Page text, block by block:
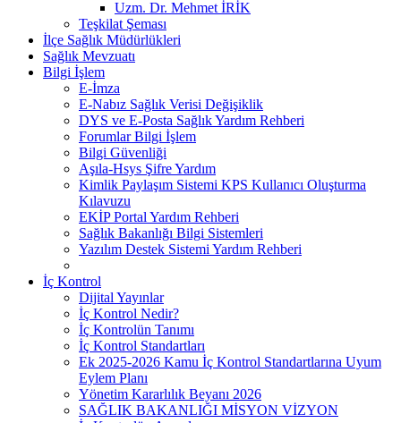
Uzm. Dr. Mehmet İRİK
Teşkilat Şeması
İlçe Sağlık Müdürlükleri
Sağlık Mevzuatı
Bilgi İşlem
E-İmza
E-Nabız Sağlık Verisi Değişiklik
DYS ve E-Posta Sağlık Yardım Rehberi
Forumlar Bilgi İşlem
Bilgi Güvenliği
Aşıla-Hsys Şifre Yardım
Kimlik Paylaşım Sistemi KPS Kullanıcı Oluşturma
Kılavuzu
EKİP Portal Yardım Rehberi
Sağlık Bakanlığı Bilgi Sistemleri
Yazılım Destek Sistemi Yardım Rehberi
İç Kontrol
Dijital Yayınlar
İç Kontrol Nedir?
İç Kontrolün Tanımı
İç Kontrol Standartları
Ek 2025-2026 Kamu İç Kontrol Standartlarına Uyum
Eylem Planı
Yönetim Kararlılık Beyanı 2026
SAĞLIK BAKANLIĞI MİSYON VİZYON